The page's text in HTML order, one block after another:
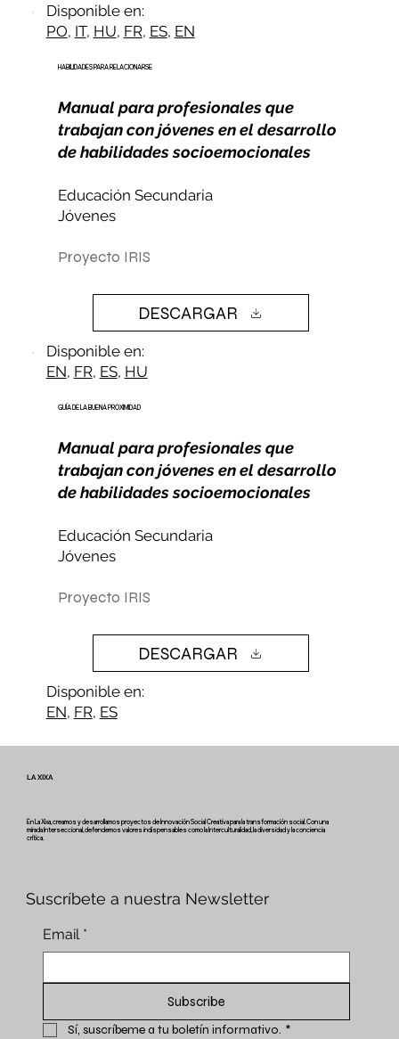
Disponible en:
PO, IT, HU, FR, ES, EN
HABILIDADES PARA RELACIONARSE
Manual para profesionales que
trabajan con jóvenes en el desarrollo
de habilidades socioemocionales
Educación Secundaria
Jóvenes​
Proyecto IRIS
DESCARGAR
Disponible en:
EN, FR, ES, HU
GUÍA DE LA BUENA PROXIMIDAD
Manual para profesionales que
trabajan con jóvenes en el desarrollo
de habilidades socioemocionales
Educación Secundaria
Jóvenes​
Proyecto IRIS
DESCARGAR
Disponible en:
EN, FR, ES
LA XIXA
En La Xixa, creamos y desarrollamos proyectos de Innovación Social Creativa para la transformación social. Con una
mirada Interseccional, defendemos valores indispensables como la Interculturalidad, la diversidad y la conciencia
crítica.
Suscríbete a nuestra Newsletter
Email *
Subscribe
Sí, suscríbeme a tu boletín informativo. *